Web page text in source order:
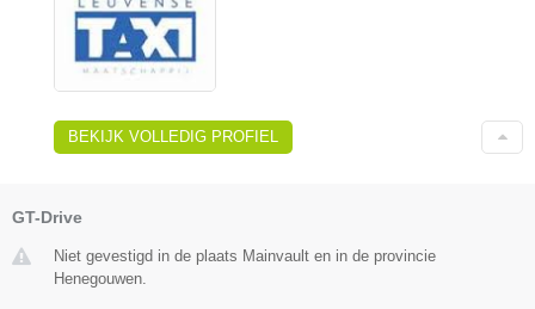
BEKIJK VOLLEDIG PROFIEL
GT-Drive
Niet gevestigd in de plaats Mainvault en in de provincie
Henegouwen.